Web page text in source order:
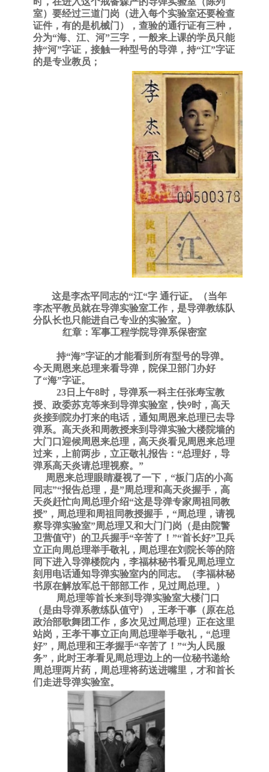
室）要经过三道门岗（进入每个实验室还要检查
证件，有的是机械门），查验的通行证有三种，
分为“海、江、河”三字，一般来上课的学员只能
持“河”字证，接触一种型号的导弹，持“江”字证
的是专业教员；
这是李杰平同志的“江“字 通行证。（当年
李杰平教员就在导弹实验室工作，是导弹教练队
分队长也只能进自己专业的实验室。）
红章：军事工程学院导弹系保密室
持“海”字证的才能看到所有型号的导弹。
今天周恩来总理来看导弹，院保卫部门办好
了“海”字证。
23日上午8时，导弹系一科主任张寿宝教
授、政委苏克等来到导弹实验室，快9时，高天
炎接到院办打来的电话，通知周恩来总理已去导
弹系。高天炎和周教授来到导弹实验大楼院墙的
大门口迎候周恩来总理，高天炎看见周恩来总理
过来，上前两步，立正敬礼报告：“总理好，导
弹系高天炎请总理视察。”
周恩来总理眼睛凝视了一下， “板门店的小高
同志”“报告总理，是”周总理和高天炎握手，高
天炎赶忙向周总理介绍“这是导弹专家周祖同教
授”，周总理和周祖同教授握手，“周总理，请视
察导弹实验室”周总理又和大门门岗（是由院警
卫营值守）的卫兵握手“辛苦了！”“首长好”卫兵
立正向周总理举手敬礼，周总理在刘院长等的陪
同下进入导弹楼院内，李福林秘书看见周总理立
刻用电话通知导弹实验室内的同志。（李福林秘
书原在解放军总干部部工作，见过周总理。）
周总理等首长来到导弹实验室大楼门口
（是由导弹系教练队值守），王孝干事（原在总
政治部歌舞团工作，多次见过周总理）正在这里
站岗，王孝干事立正向周总理举手敬礼， “总理
好”，周总理和王孝握手“辛苦了！”“为人民服
务”，此时王孝看见周总理边上的一位秘书递给
周总理两片药，周总理将药送进嘴里，才和首长
们走进导弹实验室。